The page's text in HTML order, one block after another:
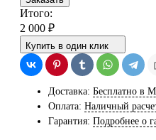
Итого:
2 000 ₽
Купить в один клик
Доставка: Бесплатно в
Оплата: Наличный
Гарантия: Подробнее о